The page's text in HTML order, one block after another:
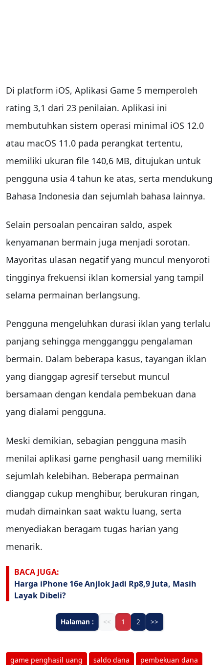
Di platform iOS, Aplikasi Game 5 memperoleh
rating 3,1 dari 23 penilaian. Aplikasi ini
membutuhkan sistem operasi minimal iOS 12.0
atau macOS 11.0 pada perangkat tertentu,
memiliki ukuran file 140,6 MB, ditujukan untuk
pengguna usia 4 tahun ke atas, serta mendukung
Bahasa Indonesia dan sejumlah bahasa lainnya.
Selain persoalan pencairan saldo, aspek
kenyamanan bermain juga menjadi sorotan.
Mayoritas ulasan negatif yang muncul menyoroti
tingginya frekuensi iklan komersial yang tampil
selama permainan berlangsung.
Pengguna mengeluhkan durasi iklan yang terlalu
panjang sehingga mengganggu pengalaman
bermain. Dalam beberapa kasus, tayangan iklan
yang dianggap agresif tersebut muncul
bersamaan dengan kendala pembekuan dana
yang dialami pengguna.
Meski demikian, sebagian pengguna masih
menilai aplikasi game penghasil uang memiliki
sejumlah kelebihan. Beberapa permainan
dianggap cukup menghibur, berukuran ringan,
mudah dimainkan saat waktu luang, serta
menyediakan beragam tugas harian yang
menarik.
BACA JUGA:
Harga iPhone 16e Anjlok Jadi Rp8,9 Juta, Masih
Layak Dibeli?
Halaman : << 1 2 >>
game penghasil uang saldo dana pembekuan dana